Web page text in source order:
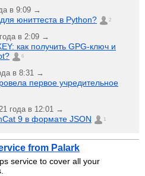
в 9:09 →
юниттеста в Python? 2
в 2:09 →
как получить GPG-ключ и
6
в 8:31 →
первое учредительное
года в 12:01 →
9 в формате JSON 1
from Palark
service to cover all your